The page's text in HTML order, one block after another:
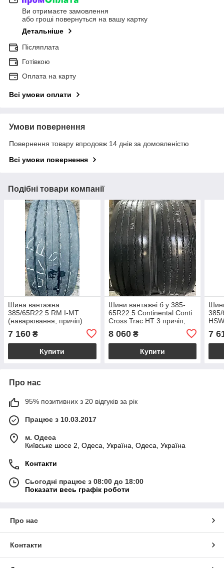
Ви отримаєте замовлення
або гроші повернуться на вашу картку
Детальніше
Післяплата
Готівкою
Оплата на карту
Всі умови оплати
Умови повернення
Повернення товару впродовж 14 днів за домовленістю
Всі умови повернення
Подібні товари компанії
Шина вантажна
385/65R22.5 RM I-MT
(наварювання, причіп)
7 160 ₴
Купити
Шини вантажні б у 385-
65R22.5 Continental Conti
Cross Trac HT 3 причіп,
8 060₴
Купити
385/
7
Про нас
95% позитивних з 20 відгуків за рік
Працює з 10.03.2017
м. Одеса
Київське шосе 2, Одеса, Україна, Одеса, Україна
Контакти
Сьогодні працює з 08:00 до 18:00
Показати весь графік роботи
Про нас
Контакти